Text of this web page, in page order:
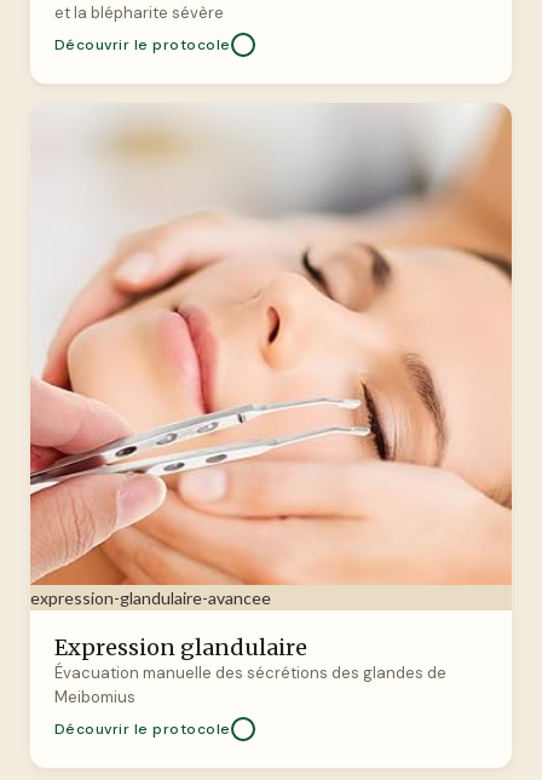
et la blépharite sévère
Découvrir le protocole
expression-glandulaire-avancee
Expression glandulaire
Évacuation manuelle des sécrétions des glandes de
Meibomius
Découvrir le protocole